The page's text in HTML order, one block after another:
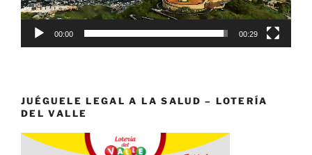
00:00 00:29
JUÉGUELE LEGAL A LA SALUD – LOTERÍA
DEL VALLE